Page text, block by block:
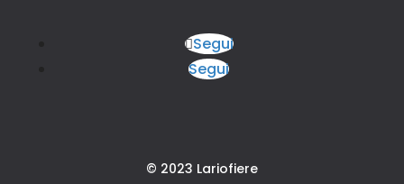
Segui
Segui
© 2023 Lariofiere